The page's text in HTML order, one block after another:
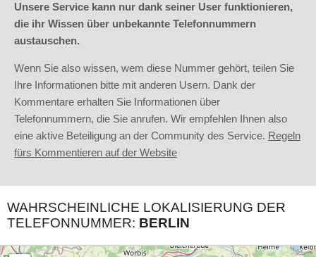
Unsere Service kann nur dank seiner User funktionieren,
die ihr Wissen über unbekannte Telefonnummern
austauschen.
Wenn Sie also wissen, wem diese Nummer gehört, teilen Sie
Ihre Informationen bitte mit anderen Usern. Dank der
Kommentare erhalten Sie Informationen über
Telefonnummern, die Sie anrufen. Wir empfehlen Ihnen also
eine aktive Beteiligung an der Community des Service. Regeln
fürs Kommentieren auf der Website
WAHRSCHEINLICHE LOKALISIERUNG DER
TELEFONNUMMER: BERLIN